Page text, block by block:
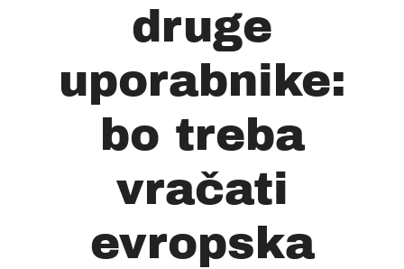
druge
uporabnike:
bo treba
vračati
evropska